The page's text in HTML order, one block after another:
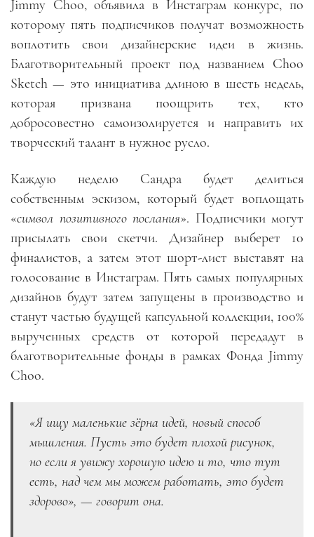
Jimmy Choo, объявила в Инстаграм конкурс, по
которому пять подписчиков получат возможность
воплотить свои дизайнерские идеи в жизнь.
Благотворительный проект под названием Choo
Sketch — это инициатива длиною в шесть недель,
которая призвана поощрить тех, кто
добросовестно самоизолируется и направить их
творческий талант в нужное русло.
Каждую неделю Сандра будет делиться
собственным эскизом, который будет воплощать
«символ позитивного послания». Подписчики могут
присылать свои скетчи. Дизайнер выберет 10
финалистов, а затем этот шорт-лист выставят на
голосование в Инстаграм. Пять самых популярных
дизайнов будут затем запущены в производство и
станут частью будущей капсульной коллекции, 100%
вырученных средств от которой передадут в
благотворительные фонды в рамках Фонда Jimmy
Choo.
«Я ищу маленькие зёрна идей, новый способ
мышления. Пусть это будет плохой рисунок,
но если я увижу хорошую идею и то, что тут
есть, над чем мы можем работать, это будет
здорово», — говорит она.